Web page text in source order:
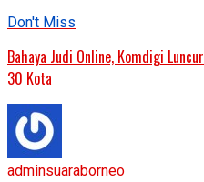
Don't Miss
Bahaya Judi Online, Komdigi
30 Kota
adminsuaraborneo